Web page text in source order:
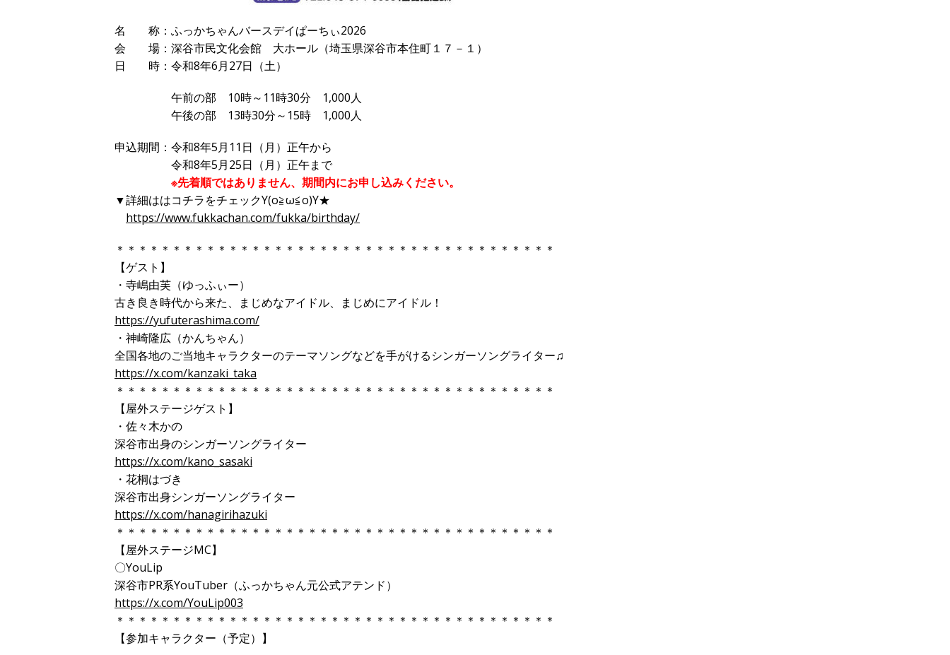
名 称：ふっかちゃんバースデイぱーちぃ2026
会 場：深谷市民文化会館 大ホール（埼玉県深谷市本住町１７－１）
日 時：令和8年6月27日（土）
午前の部 10時～11時30分 1,000人
午後の部 13時30分～15時 1,000人
申込期間：令和8年5月11日（月）正午から
令和8年5月25日（月）正午まで
※先着順ではありません、期間内にお申し込みください。
▼詳細ははコチラをチェックY(o≧ω≦o)Y★
https://www.fukkachan.com/fukka/birthday/
＊＊＊＊＊＊＊＊＊＊＊＊＊＊＊＊＊＊＊＊＊＊＊＊＊＊＊＊＊＊＊＊＊＊＊＊＊＊＊
【ゲスト】
・ 寺嶋由芙（ゆっふぃー）
古き良き時代から来た、まじめなアイドル、まじめにアイドル！
https://yufuterashima.com/
・神崎隆広（かんちゃん）
全国各地のご当地キャラクターのテーマソングなどを手がけるシンガーソングライター♫
https://x.com/kanzaki_taka
＊＊＊＊＊＊＊＊＊＊＊＊＊＊＊＊＊＊＊＊＊＊＊＊＊＊＊＊＊＊＊＊＊＊＊＊＊＊＊
【屋外ステージゲスト】
・佐々木かの
深谷市出身のシンガーソングライター
https://x.com/kano_sasaki
・花桐はづき
深谷市出身シンガーソングライター
https://x.com/hanagirihazuki
＊＊＊＊＊＊＊＊＊＊＊＊＊＊＊＊＊＊＊＊＊＊＊＊＊＊＊＊＊＊＊＊＊＊＊＊＊＊＊
【屋外ステージMC】
〇YouLip
深谷市PR系YouTuber（ふっかちゃん元公式アテンド）
https://x.com/YouLip003
＊＊＊＊＊＊＊＊＊＊＊＊＊＊＊＊＊＊＊＊＊＊＊＊＊＊＊＊＊＊＊＊＊＊＊＊＊＊＊
【参加キャラクター（予定）】